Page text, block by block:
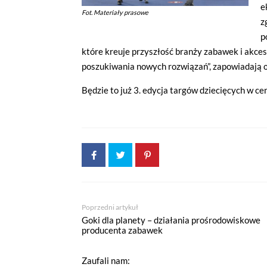
Fot. Materiały prasowe
które kreuje przyszłość branży zabawek i
poszukiwania nowych rozwiązań”,
Będzie to już 3. edycja targów dziecięcych w
Poprzedni artykuł
Goki dla planety – działania prośrodowiskowe
producenta zabawek
Zaufali nam: